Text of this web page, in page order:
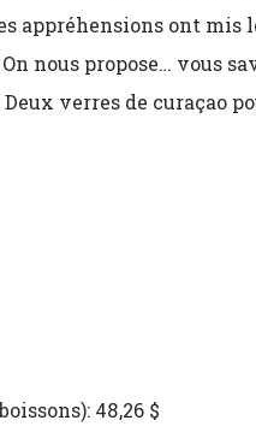
appréhensions ont mis
nous propose… vous
verres de curaçao
48,26 $